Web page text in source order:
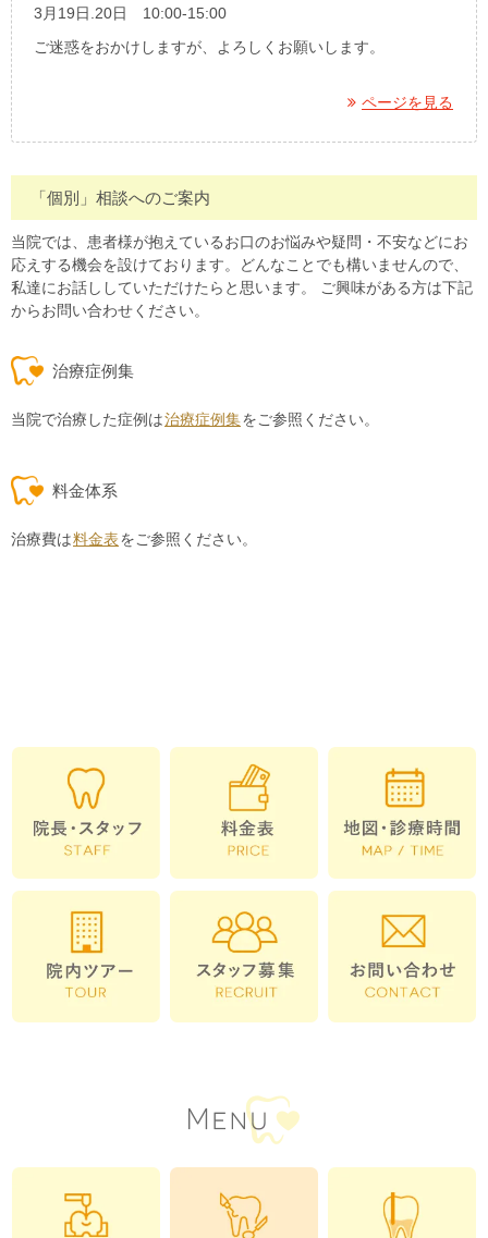
3月19日.20日 10:00-15:00
ご迷惑をおかけしますが、よろしくお願いします。
ページを見る
「個別」相談へのご案内
当院では、患者様が抱えているお口のお悩みや疑問・不安などにお
応えする機会を設けております。どんなことでも構いませんので、
私達にお話ししていただけたらと思います。 ご興味がある方は下記
からお問い合わせください。
治療症例集
当院で治療した症例は治療症例集をご参照ください。
料金体系
治療費は料金表をご参照ください。